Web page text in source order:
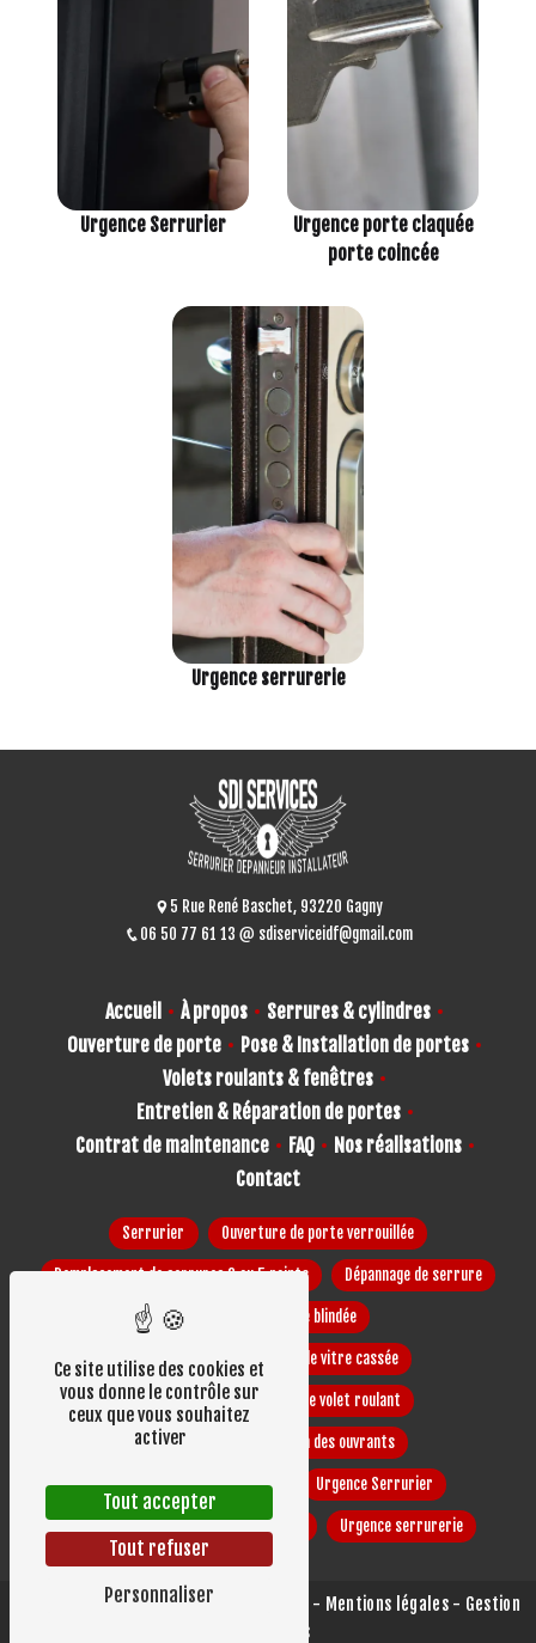
Urgence Serrurier
Urgence porte claquée
porte coincée
Urgence serrurerie
5 Rue René Baschet, 93220 Gagny
06 50 77 61 13
sdiserviceidf@gmail.com
Accueil À propos
Serrures & cylindres
Ouverture de porte
Pose & Installation de portes
Volets roulants & fenêtres
Entretien & Réparation de portes
Contrat de maintenance
FAQ
Nos réalisations
Contact
Serrurier Ouverture de porte verrouillée
Remplacement de serrures 3 ou 5 points Dépannage de serrure
Installation de porte blindée
Installation et réparation de vitre cassée
Installation et réparation de volet roulant
Maintenance et réparation des ouvrants
Porte claquée porte coincée Urgence Serrurier
Urgence porte claquée porte coincée Urgence serrurerie
- 2026 - Tous droits réservés - Mentions légales - Gestion
des cookies
Ce site utilise des cookies et
vous donne le contrôle sur
ceux que vous souhaitez
activer
Tout accepter
Tout refuser
Personnaliser